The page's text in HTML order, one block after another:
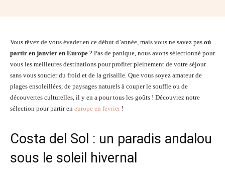
Vous rêvez de vous évader en ce début d’année, mais vous ne savez pas où
partir en janvier en Europe ? Pas de panique, nous avons sélectionné pour
vous les meilleures destinations pour profiter pleinement de votre séjour
sans vous soucier du froid et de la grisaille. Que vous soyez amateur de
plages ensoleillées, de paysages naturels à couper le souffle ou de
découvertes culturelles, il y en a pour tous les goûts ! Découvrez notre
sélection pour partir en europe en fevrier!
Costa del Sol : un paradis andalou
sous le soleil hivernal